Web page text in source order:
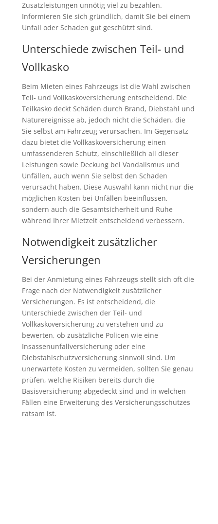
Zusatzleistungen unnötig viel zu bezahlen.
Informieren Sie sich gründlich, damit Sie bei einem
Unfall oder Schaden gut geschützt sind.
Unterschiede zwischen Teil- und
Vollkasko
Beim Mieten eines Fahrzeugs ist die Wahl zwischen
Teil- und Vollkaskoversicherung entscheidend. Die
Teilkasko deckt Schäden durch Brand, Diebstahl und
Naturereignisse ab, jedoch nicht die Schäden, die
Sie selbst am Fahrzeug verursachen. Im Gegensatz
dazu bietet die Vollkaskoversicherung einen
umfassenderen Schutz, einschließlich all dieser
Leistungen sowie Deckung bei Vandalismus und
Unfällen, auch wenn Sie selbst den Schaden
verursacht haben. Diese Auswahl kann nicht nur die
möglichen Kosten bei Unfällen beeinflussen,
sondern auch die Gesamtsicherheit und Ruhe
während Ihrer Mietzeit entscheidend verbessern.
Notwendigkeit zusätzlicher
Versicherungen
Bei der Anmietung eines Fahrzeugs stellt sich oft die
Frage nach der Notwendigkeit zusätzlicher
Versicherungen. Es ist entscheidend, die
Unterschiede zwischen der Teil- und
Vollkaskoversicherung zu verstehen und zu
bewerten, ob zusätzliche Policen wie eine
Insassenunfallversicherung oder eine
Diebstahlschutzversicherung sinnvoll sind. Um
unerwartete Kosten zu vermeiden, sollten Sie genau
prüfen, welche Risiken bereits durch die
Basisversicherung abgedeckt sind und in welchen
Fällen eine Erweiterung des Versicherungsschutzes
ratsam ist.